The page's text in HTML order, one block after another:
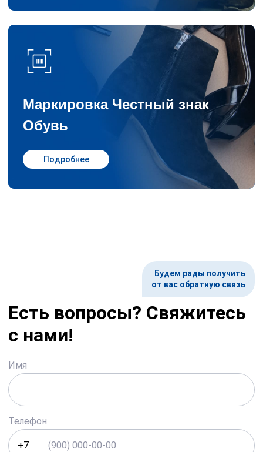
Маркировка Честный знак
Обувь
Подробнее
Будем рады получить
от вас обратную связь
Есть вопросы? Свяжитесь
с нами!
Имя
Телефон
+7